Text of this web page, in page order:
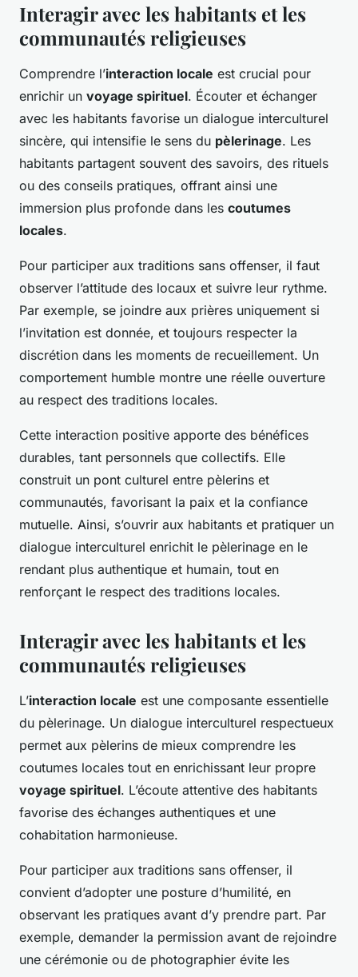
Interagir avec les habitants et les
communautés religieuses
Comprendre l’interaction locale est crucial pour
enrichir un voyage spirituel. Écouter et échanger
avec les habitants favorise un dialogue interculturel
sincère, qui intensifie le sens du pèlerinage. Les
habitants partagent souvent des savoirs, des rituels
ou des conseils pratiques, offrant ainsi une
immersion plus profonde dans les coutumes
locales.
Pour participer aux traditions sans offenser, il faut
observer l’attitude des locaux et suivre leur rythme.
Par exemple, se joindre aux prières uniquement si
l’invitation est donnée, et toujours respecter la
discrétion dans les moments de recueillement. Un
comportement humble montre une réelle ouverture
au respect des traditions locales.
Cette interaction positive apporte des bénéfices
durables, tant personnels que collectifs. Elle
construit un pont culturel entre pèlerins et
communautés, favorisant la paix et la confiance
mutuelle. Ainsi, s’ouvrir aux habitants et pratiquer un
dialogue interculturel enrichit le pèlerinage en le
rendant plus authentique et humain, tout en
renforçant le respect des traditions locales.
Interagir avec les habitants et les
communautés religieuses
L’interaction locale est une composante essentielle
du pèlerinage. Un dialogue interculturel respectueux
permet aux pèlerins de mieux comprendre les
coutumes locales tout en enrichissant leur propre
voyage spirituel. L’écoute attentive des habitants
favorise des échanges authentiques et une
cohabitation harmonieuse.
Pour participer aux traditions sans offenser, il
convient d’adopter une posture d’humilité, en
observant les pratiques avant d’y prendre part. Par
exemple, demander la permission avant de rejoindre
une cérémonie ou de photographier évite les